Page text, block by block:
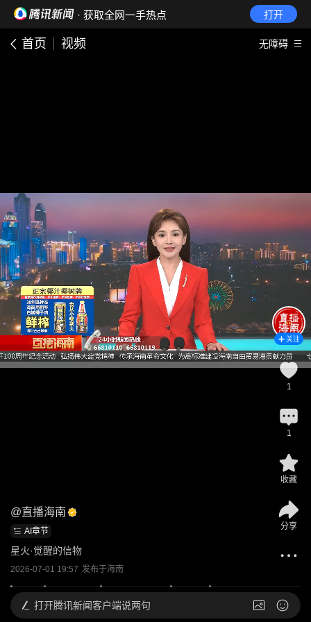
· 获取全网一手热点 打开
首页 视频 无障碍
@直播海南
AI章节
星火·觉醒的信物
2026-07-01 19:57 发布于海南
关注
1
1
收藏
分享
打开腾讯新闻客户端说两句